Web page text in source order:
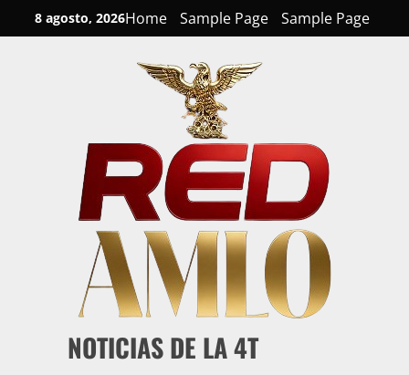
to
8 agosto, 2026Home Sample Page Sample Page
NOTICIAS DE LA 4T